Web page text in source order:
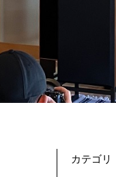
カテゴリ